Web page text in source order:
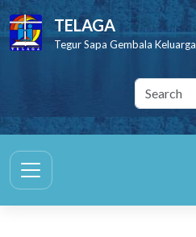
Skip to main content
TELAGA
Tegur Sapa Gembala Keluarga